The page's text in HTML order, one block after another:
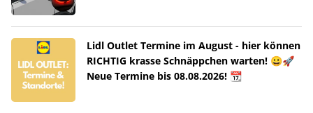
Lidl Outlet Termine im August - hier können
RICHTIG krasse Schnäppchen warten! 😀🚀
Neue Termine bis 08.08.2026! 📆